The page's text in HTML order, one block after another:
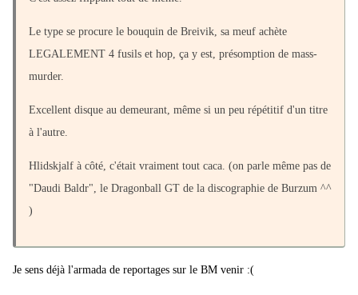
Le type se procure le bouquin de Breivik, sa meuf achète
LEGALEMENT 4 fusils et hop, ça y est, présomption de mass-
murder.
Excellent disque au demeurant, même si un peu répétitif d'un titre
à l'autre.
Hlidskjalf à côté, c'était vraiment tout caca. (on parle même pas de
"Daudi Baldr", le Dragonball GT de la discographie de Burzum ^^
)
Je sens déjà l'armada de reportages sur le BM venir :(